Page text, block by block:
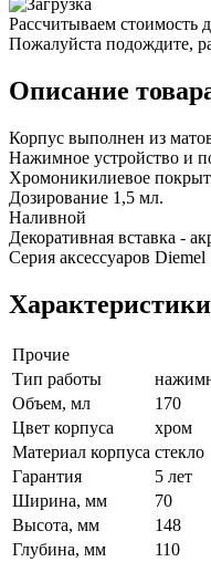
Рассчитываем стоимость
Пожалуйста подождите,
Описание
Корпус выполнен из
Нажимное устройство и
Хромоникилиевое
Дозирование 1,5 мл.
Наливной
Декоративная вставка -
Серия аксессуаров Diemel
Характеристики
Прочие
Тип работы
Объем, мл
170
Цвет корпуса
хром
Материал корпуса стекло
Гарантия
5 лет
Ширина, мм
70
Высота, мм
148
Глубина, мм
110